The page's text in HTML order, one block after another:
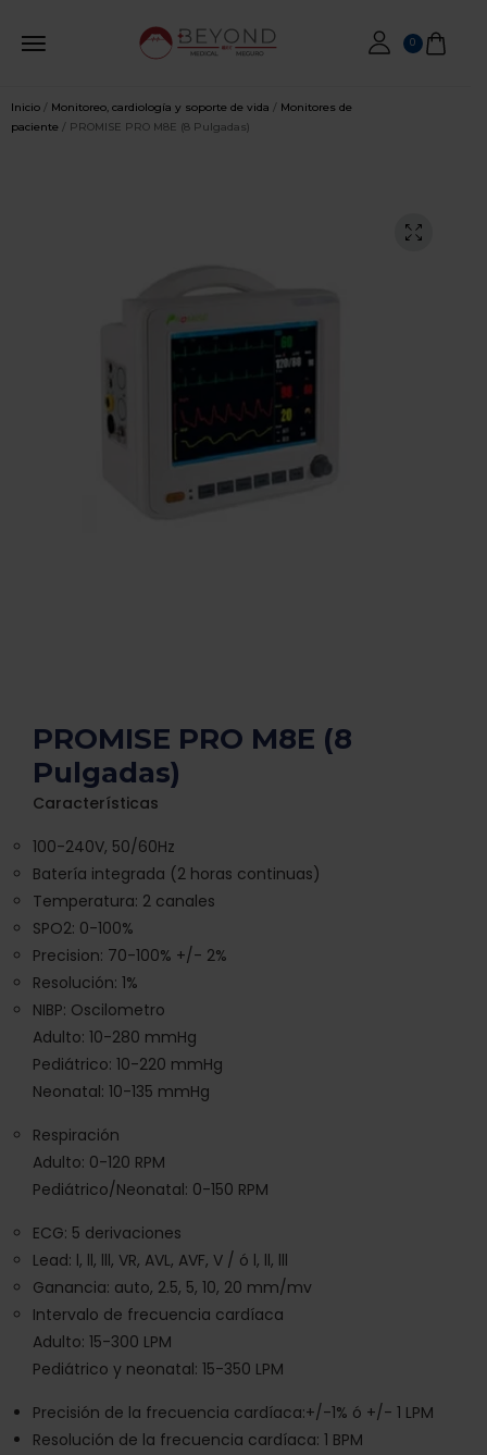
0
Inicio / Monitoreo, cardiología y soporte de vida / Monitores de
paciente / PROMISE PRO M8E (8 Pulgadas)
PROMISE PRO M8E (8
Pulgadas)
Características
100-240V, 50/60Hz
Batería integrada (2 horas continuas)
Temperatura: 2 canales
SPO2: 0-100%
Precision: 70-100% +/- 2%
Resolución: 1%
NIBP: Oscilometro
Adulto: 10-280 mmHg
Pediátrico: 10-220 mmHg
Neonatal: 10-135 mmHg
Respiración
Adulto: 0-120 RPM
Pediátrico/Neonatal: 0-150 RPM
ECG: 5 derivaciones
Lead: l, ll, lll, VR, AVL, AVF, V / ó l, ll, lll
Ganancia: auto, 2.5, 5, 10, 20 mm/mv
Intervalo de frecuencia cardíaca
Adulto: 15-300 LPM
Pediátrico y neonatal: 15-350 LPM
Precisión de la frecuencia cardíaca:+/-1% ó +/- 1 LPM
Resolución de la frecuencia cardíaca: 1 BPM